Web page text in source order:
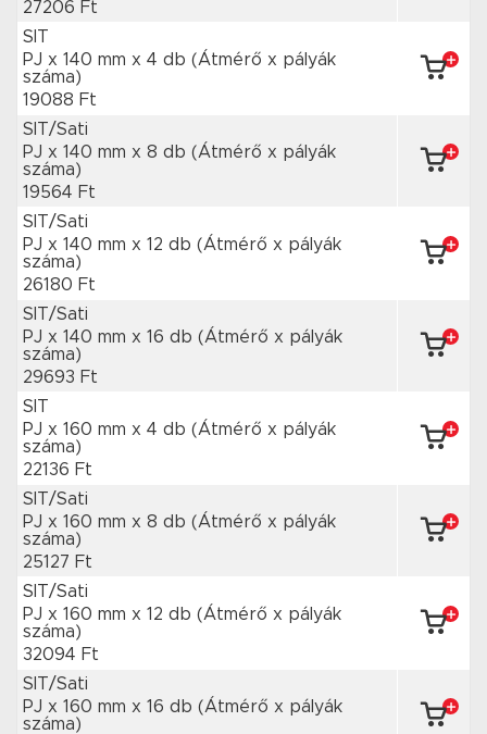
27206 Ft
SIT
PJ x 140 mm x 4 db (Átmérő x pályák
száma)
19088 Ft
SIT/Sati
PJ x 140 mm x 8 db (Átmérő x pályák
száma)
19564 Ft
SIT/Sati
PJ x 140 mm x 12 db (Átmérő x pályák
száma)
26180 Ft
SIT/Sati
PJ x 140 mm x 16 db (Átmérő x pályák
száma)
29693 Ft
SIT
PJ x 160 mm x 4 db (Átmérő x pályák
száma)
22136 Ft
SIT/Sati
PJ x 160 mm x 8 db (Átmérő x pályák
száma)
25127 Ft
SIT/Sati
PJ x 160 mm x 12 db (Átmérő x pályák
száma)
32094 Ft
SIT/Sati
PJ x 160 mm x 16 db (Átmérő x pályák
száma)